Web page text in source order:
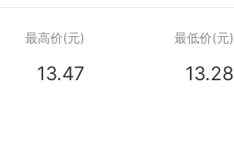
最高价(元) 最低价(元)
13.47 13.28